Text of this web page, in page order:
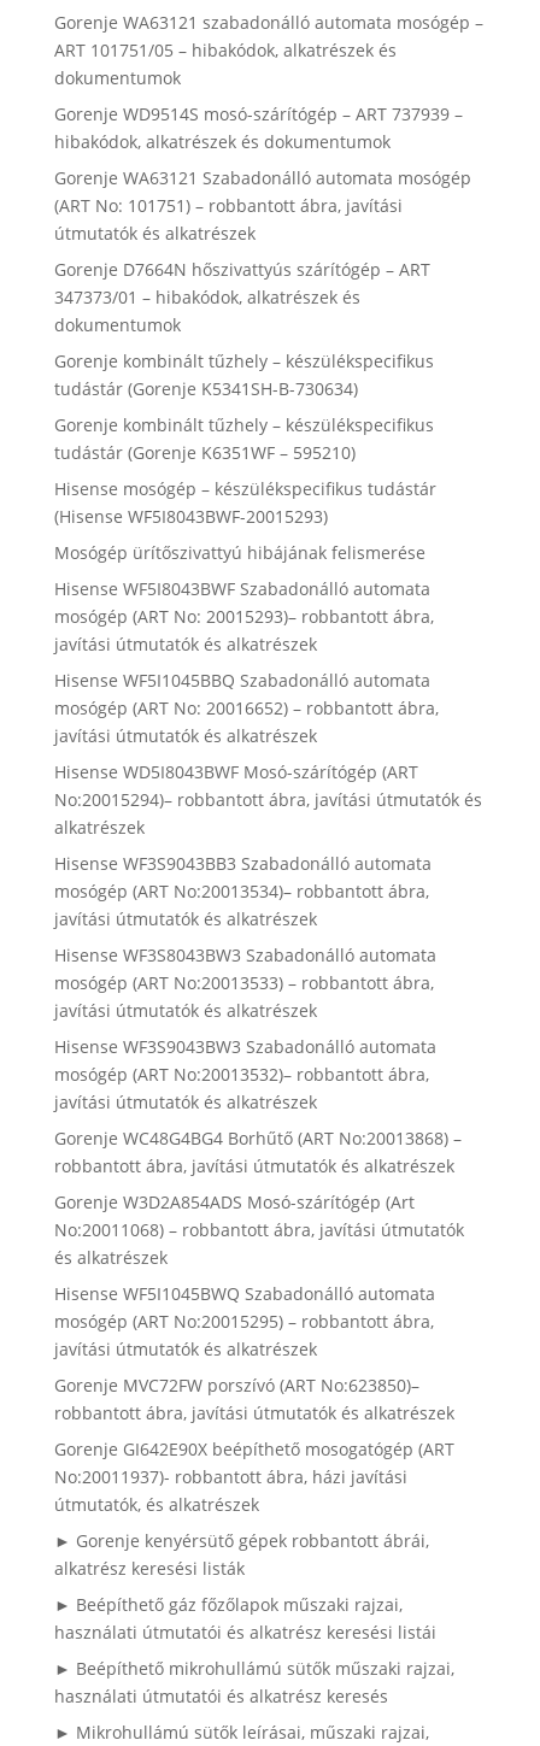
Gorenje WA63121 szabadonálló automata mosógép –
ART 101751/05 – hibakódok, alkatrészek és
dokumentumok
Gorenje WD9514S mosó-szárítógép – ART 737939 –
hibakódok, alkatrészek és dokumentumok
Gorenje WA63121 Szabadonálló automata mosógép
(ART No: 101751) – robbantott ábra, javítási
útmutatók és alkatrészek
Gorenje D7664N hőszivattyús szárítógép – ART
347373/01 – hibakódok, alkatrészek és
dokumentumok
Gorenje kombinált tűzhely – készülékspecifikus
tudástár (Gorenje K5341SH-B-730634)
Gorenje kombinált tűzhely – készülékspecifikus
tudástár (Gorenje K6351WF – 595210)
Hisense mosógép – készülékspecifikus tudástár
(Hisense WF5I8043BWF-20015293)
Mosógép ürítőszivattyú hibájának felismerése
Hisense WF5I8043BWF Szabadonálló automata
mosógép (ART No: 20015293)– robbantott ábra,
javítási útmutatók és alkatrészek
Hisense WF5I1045BBQ Szabadonálló automata
mosógép (ART No: 20016652) – robbantott ábra,
javítási útmutatók és alkatrészek
Hisense WD5I8043BWF Mosó-szárítógép (ART
No:20015294)– robbantott ábra, javítási útmutatók és
alkatrészek
Hisense WF3S9043BB3 Szabadonálló automata
mosógép (ART No:20013534)– robbantott ábra,
javítási útmutatók és alkatrészek
Hisense WF3S8043BW3 Szabadonálló automata
mosógép (ART No:20013533) – robbantott ábra,
javítási útmutatók és alkatrészek
Hisense WF3S9043BW3 Szabadonálló automata
mosógép (ART No:20013532)– robbantott ábra,
javítási útmutatók és alkatrészek
Gorenje WC48G4BG4 Borhűtő (ART No:20013868) –
robbantott ábra, javítási útmutatók és alkatrészek
Gorenje W3D2A854ADS Mosó-szárítógép (Art
No:20011068) – robbantott ábra, javítási útmutatók
és alkatrészek
Hisense WF5I1045BWQ Szabadonálló automata
mosógép (ART No:20015295) – robbantott ábra,
javítási útmutatók és alkatrészek
Gorenje MVC72FW porszívó (ART No:623850)–
robbantott ábra, javítási útmutatók és alkatrészek
Gorenje GI642E90X beépíthető mosogatógép (ART
No:20011937)- robbantott ábra, házi javítási
útmutatók, és alkatrészek
► Gorenje kenyérsütő gépek robbantott ábrái,
alkatrész keresési listák
► Beépíthető gáz főzőlapok műszaki rajzai,
használati útmutatói és alkatrész keresési listái
► Beépíthető mikrohullámú sütők műszaki rajzai,
használati útmutatói és alkatrész keresés
► Mikrohullámú sütők leírásai, műszaki rajzai,